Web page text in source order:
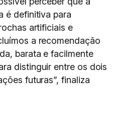
é definitiva para
artificiais e
a recomendação
barata e facilmente
distinguir entre os dois
futuras”, finaliza